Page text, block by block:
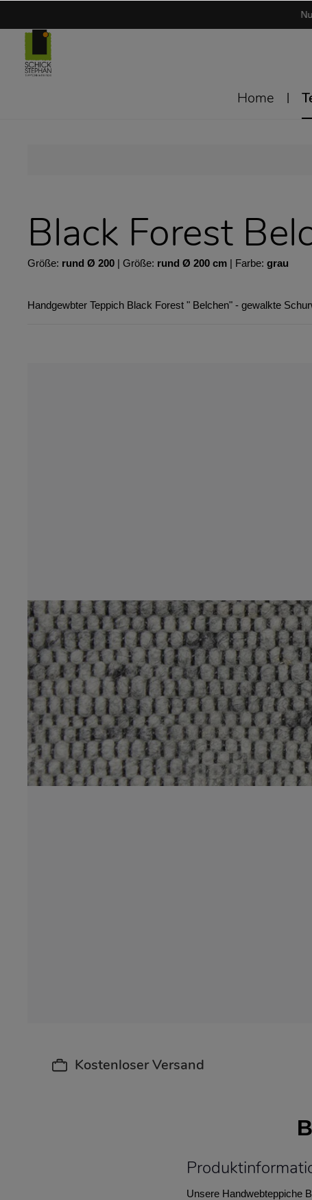
Home
Black Forest
Größe: rund Ø 200 | Größe: rund Ø 200 cm | Farbe: grau
Handgewbter Teppich Black Forest " Belchen" - gewalkte
Kostenloser Versand
Unsere Handwebteppiche